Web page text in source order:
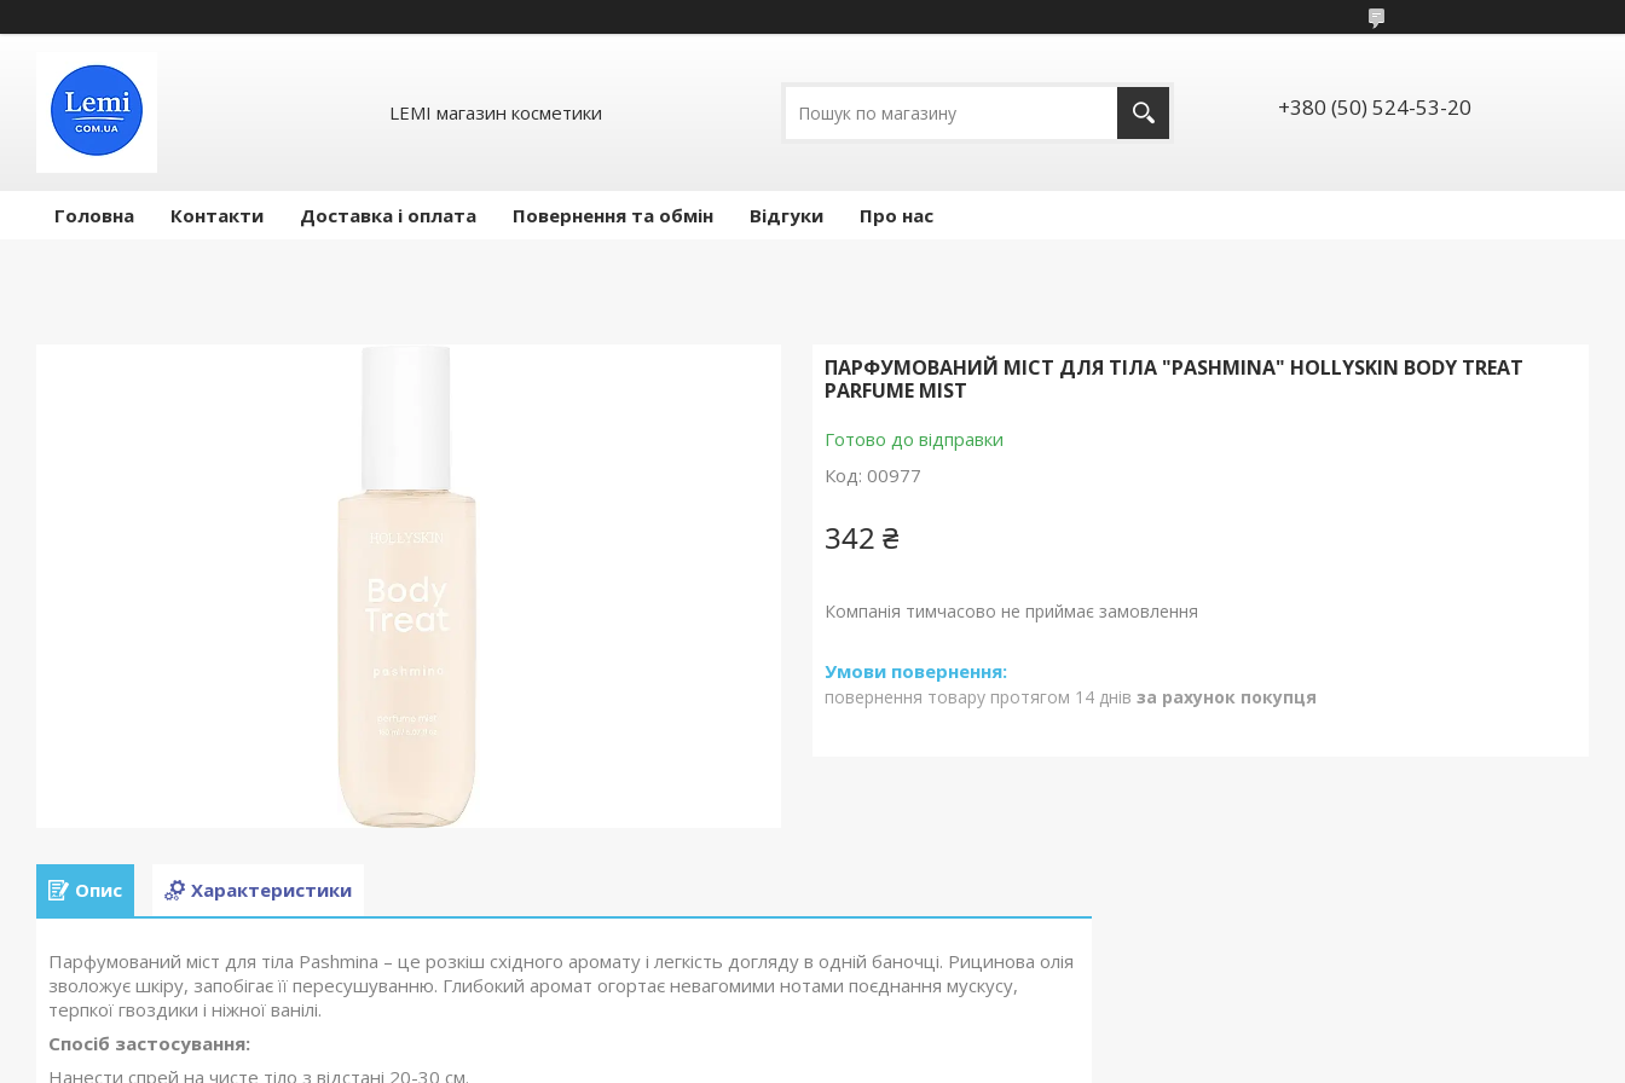
LEMI магазин косметики +380 (50) 524-53-20
Головна Контакти Доставка і оплата Повернення та обмін Відгуки Про нас
ПАРФУМОВАНИЙ МІСТ ДЛЯ ТІЛА "PASHMINA" HOLLYSKIN BODY TREAT
PARFUME MIST
Готово до відправки
Код: 00977
342 ₴
Компанія тимчасово не приймає замовлення
повернення товару протягом 14 днів за рахунок покупця
Опис Характеристики
Парфумований міст для тіла Pashmina – це розкіш східного аромату і легкість догляду в одній баночці. Рицинова олія
зволожує шкіру, запобігає її пересушуванню. Глибокий аромат огортає невагомими нотами поєднання мускусу,
терпкої гвоздики і ніжної ванілі.
Спосіб застосування:
Нанести спрей на чисте тіло з відстані 20-30 см.